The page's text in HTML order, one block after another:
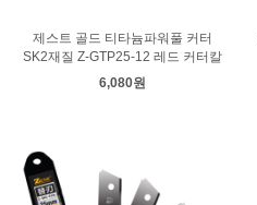
제스트 골드 티타늄파워풀 커터
SK2재질 Z-GTP25-12 레드 커터칼
6,080원